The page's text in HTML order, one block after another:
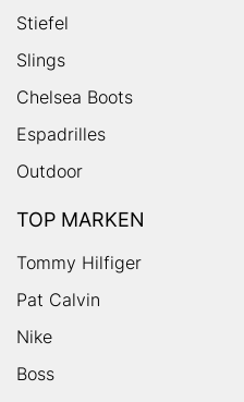
Stiefel
Slings
Chelsea Boots
Espadrilles
Outdoor
TOP MARKEN
Tommy Hilfiger
Pat Calvin
Nike
Boss